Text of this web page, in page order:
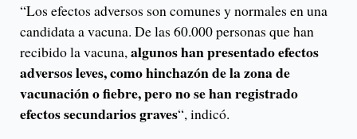
“Los efectos adversos son comunes y normales en una
candidata a vacuna. De las 60.000 personas que han
recibido la vacuna,algunos han presentado efectos
adversos leves, como hinchazón de la zona de
vacunación o fiebre, pero no se han registrado
efectos secundarios graves“, indicó.